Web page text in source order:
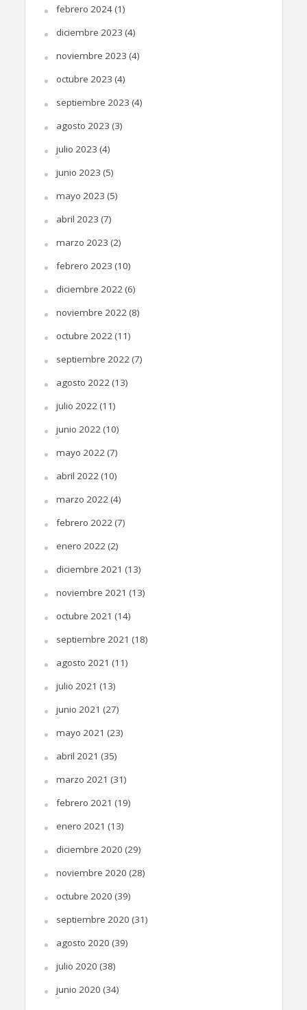
febrero 2024(1)
diciembre 2023 (4)
noviembre 2023 (4)
octubre 2023 (4)
septiembre 2023 (4)
agosto 2023 (3)
julio 2023 (4)
junio 2023 (5)
mayo 2023 (5)
abril 2023 (7)
marzo 2023 (2)
febrero 2023 (10)
diciembre 2022(6)
noviembre 2022(8)
octubre 2022(11)
septiembre 2022(7)
agosto 2022(13)
julio 2022(11)
junio 2022(10)
mayo 2022(7)
abril 2022(10)
marzo 2022(4)
febrero 2022(7)
enero 2022(2)
diciembre 2021 (13)
noviembre 2021 (13)
octubre 2021 (14)
septiembre 2021 (18)
agosto 2021 (11)
julio 2021 (13)
junio 2021 (27)
mayo 2021 (23)
abril 2021 (35)
marzo 2021 (31)
febrero 2021 (19)
enero 2021 (13)
diciembre 2020 (29)
noviembre 2020 (28)
octubre 2020 (39)
septiembre 2020 (31)
agosto 2020 (39)
julio 2020 (38)
junio 2020 (34)